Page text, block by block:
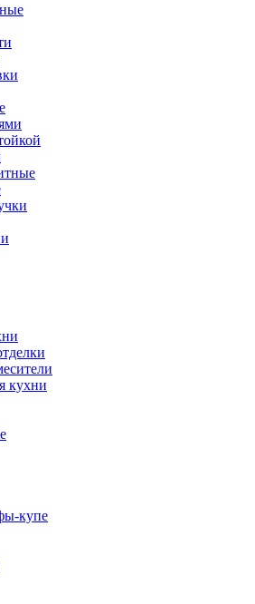
кухни
купе